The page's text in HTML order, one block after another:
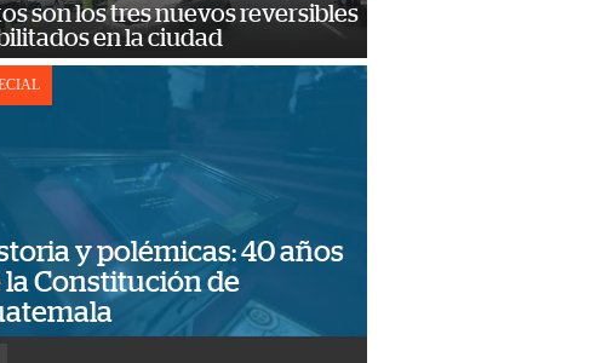
son los tres nuevos reversibles
en la ciudad
y polémicas: 40 años
la Constitución de